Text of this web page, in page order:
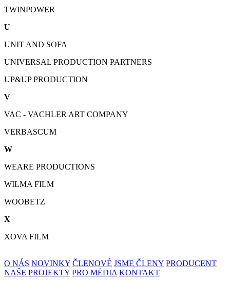
TWINPOWER
U
UNIT AND SOFA
UNIVERSAL PRODUCTION PARTNERS
UP&UP PRODUCTION
V
VAC - VACHLER ART COMPANY
VERBASCUM
W
WEARE PRODUCTIONS
WILMA FILM
WOOBETZ
X
XOVA FILM
O NÁS NOVINKY ČLENOVÉ JSME ČLENY PRODUCENT
NAŠE PROJEKTY PRO MÉDIA KONTAKT